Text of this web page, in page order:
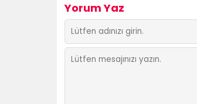
Yorum Yaz